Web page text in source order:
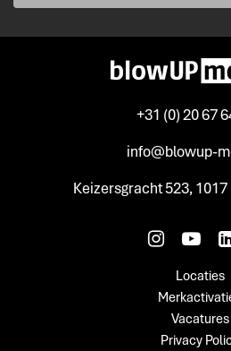
+31 (0) 20 67
info@blowup-
Keizersgracht 523,
Locaties
Vacatures
Privacy